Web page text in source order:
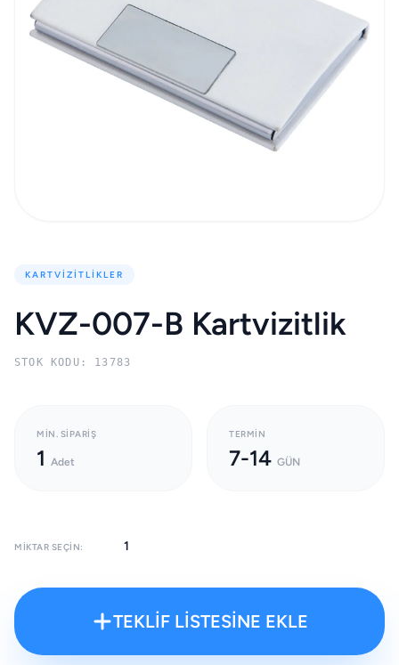
KARTVIZITLIKLER
KVZ-007-B Kartvizitlik
STOK KODU: 13783
MIN. SIPARIŞ
1 Adet
TERMIN
7-14 GÜN
MIKTAR SEÇIN:
TEKLİF LİSTESİNE EKLE